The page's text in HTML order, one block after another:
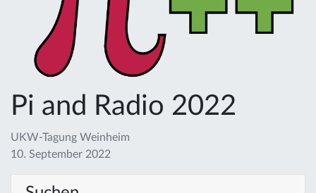
Pi and Radio 2022
UKW-Tagung Weinheim
10. September 2022